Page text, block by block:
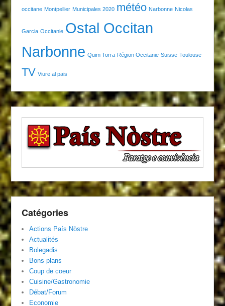
occitane Montpellier Municipales 2020 météo Narbonne Nicolas
Garcia Occitanie Ostal Occitan
Narbonne Quim Torra Région Occitanie Suisse Toulouse
TV Viure al pais
Catégories
Actions País Nòstre
Actualités
Bolegadis
Bons plans
Coup de coeur
Cuisine/Gastronomie
Débat/Forum
Economie